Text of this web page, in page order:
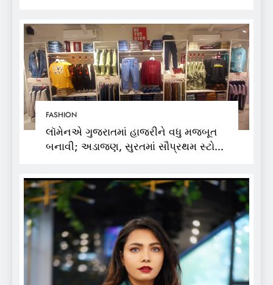
FASHION
લૉમેનએ ગુજરાતમાં હાજરીને વધુ મજબૂત
બનાવી; અડાજણ, સુરતમાં સૌપ્રથમ સ્ટોર